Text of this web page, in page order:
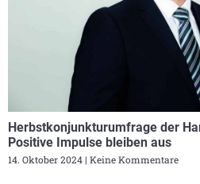
Herbstkonjunkturumfrage der
Positive Impulse bleiben aus
14. Oktober 2024 Keine Kommentare